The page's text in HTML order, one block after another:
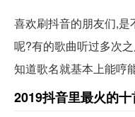
喜欢刷抖音的朋友们,
呢?有的歌曲听过多次
知道歌名就基本上能哼
2019抖音里最火的